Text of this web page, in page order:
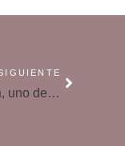
La familia, uno de los ingredientes para la felicidad, según Harvard